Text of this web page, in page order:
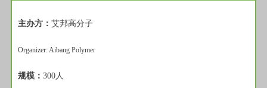
主办方： 艾邦高分子
Organizer: Aibang Polymer
规模： 300人